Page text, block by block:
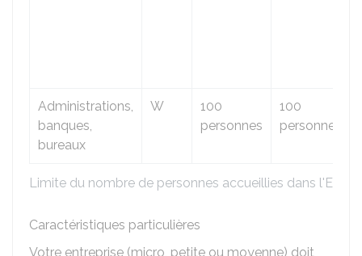
Limite du nombre de personnes accueillies dans l'ERP
Administrations,
banques,
bureaux
W
100
personnes
100
personnes
Caractéristiques particulières
Votre entreprise (micro, petite ou moyenne) doit